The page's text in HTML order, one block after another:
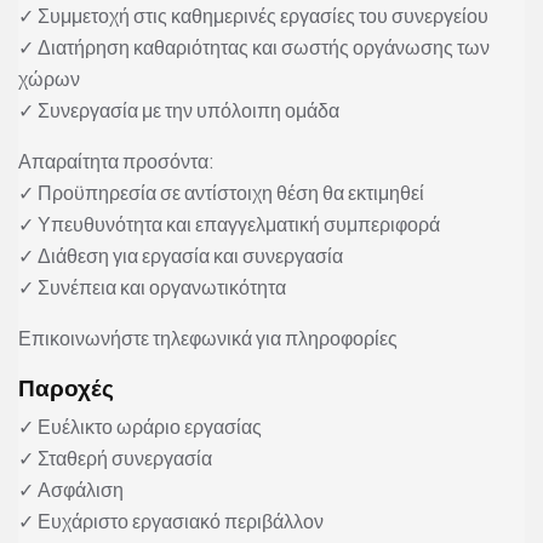
✓ Συμμετοχή στις καθημερινές εργασίες του συνεργείου
✓ Διατήρηση καθαριότητας και σωστής οργάνωσης των
χώρων
✓ Συνεργασία με την υπόλοιπη ομάδα
Απαραίτητα προσόντα:
✓ Προϋπηρεσία σε αντίστοιχη θέση θα εκτιμηθεί
✓ Υπευθυνότητα και επαγγελματική συμπεριφορά
✓ Διάθεση για εργασία και συνεργασία
✓ Συνέπεια και οργανωτικότητα
Επικοινωνήστε τηλεφωνικά για πληροφορίες
Παροχές
✓ Ευέλικτο ωράριο εργασίας
✓ Σταθερή συνεργασία
✓ Ασφάλιση
✓ Ευχάριστο εργασιακό περιβάλλον